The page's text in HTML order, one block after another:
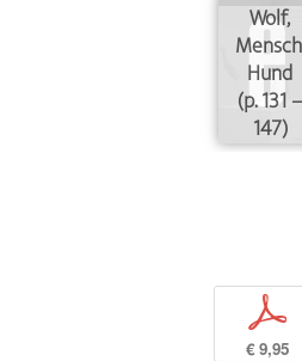
Wolf,
Hund
(p. 131 –
147)
p
€ 9,95